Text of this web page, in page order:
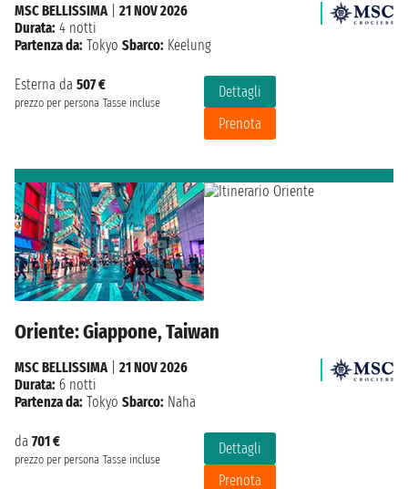
Esterna da 507 €
prezzo per persona Tasse incluse
Dettagli
Prenota
MSC BELLISSIMA| 21 NOV 2026
Durata: 4 notti
Partenza da: Tokyo Sbarco: Keelung
Oriente: Giappone, Taiwan
da 701 €
prezzo per persona Tasse incluse
Dettagli
Prenota
MSC BELLISSIMA| 21 NOV 2026
Durata: 6 notti
Partenza da: Tokyo Sbarco: Naha